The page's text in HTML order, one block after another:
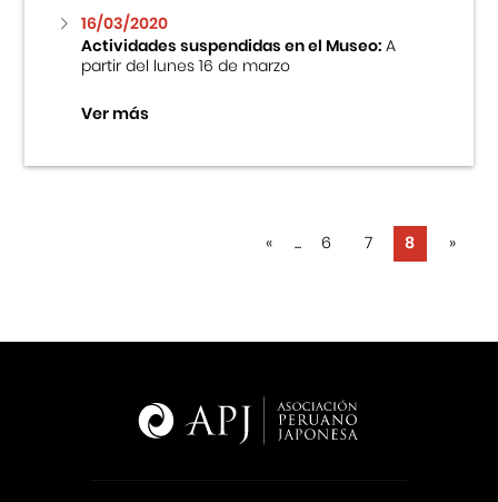
16/03/2020
Actividades suspendidas en el Museo:A
partir del lunes 16 de marzo
Ver más
« ... 6 7 8 »